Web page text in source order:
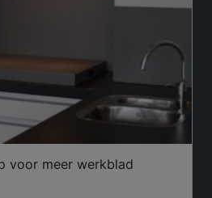
voor meer werkblad